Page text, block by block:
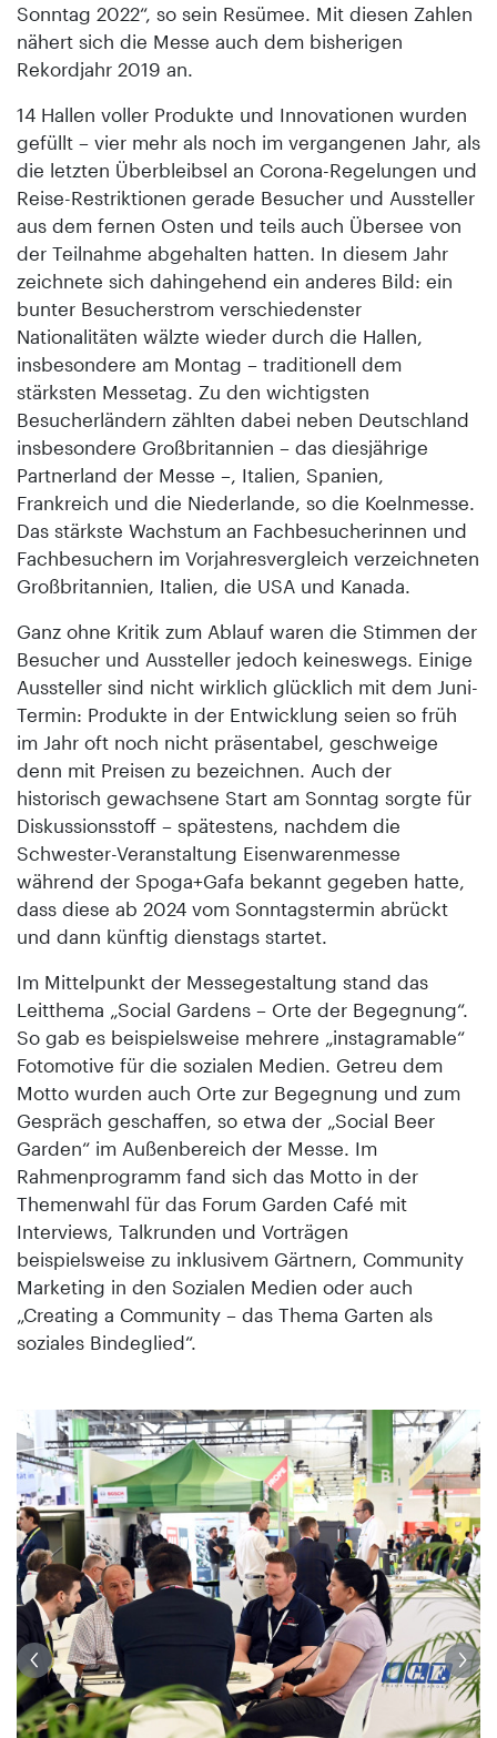
Sonntag 2022“, so sein Resümee. Mit diesen Zahlen
nähert sich die Messe auch dem bisherigen
Rekordjahr 2019 an.
14 Hallen voller Produkte und Innovationen wurden
gefüllt – vier mehr als noch im vergangenen Jahr, als
die letzten Überbleibsel an Corona-Regelungen und
Reise-Restriktionen gerade Besucher und Aussteller
aus dem fernen Osten und teils auch Übersee von
der Teilnahme abgehalten hatten. In diesem Jahr
zeichnete sich dahingehend ein anderes Bild: ein
bunter Besucherstrom verschiedenster
Nationalitäten wälzte wieder durch die Hallen,
insbesondere am Montag – traditionell dem
stärksten Messetag. Zu den wichtigsten
Besucherländern zählten dabei neben Deutschland
insbesondere Großbritannien – das diesjährige
Partnerland der Messe –, Italien, Spanien,
Frankreich und die Niederlande, so die Koelnmesse.
Das stärkste Wachstum an Fachbesucherinnen und
Fachbesuchern im Vorjahresvergleich verzeichneten
Großbritannien, Italien, die USA und Kanada.
Ganz ohne Kritik zum Ablauf waren die Stimmen der
Besucher und Aussteller jedoch keineswegs. Einige
Aussteller sind nicht wirklich glücklich mit dem Juni-
Termin: Produkte in der Entwicklung seien so früh
im Jahr oft noch nicht präsentabel, geschweige
denn mit Preisen zu bezeichnen. Auch der
historisch gewachsene Start am Sonntag sorgte für
Diskussionsstoff – spätestens, nachdem die
Schwester-Veranstaltung Eisenwarenmesse
während der Spoga+Gafa bekannt gegeben hatte,
dass diese ab 2024 vom Sonntagstermin abrückt
und dann künftig dienstags startet.
Im Mittelpunkt der Messegestaltung stand das
Leitthema „Social Gardens – Orte der Begegnung“.
So gab es beispielsweise mehrere „instagramable“
Fotomotive für die sozialen Medien. Getreu dem
Motto wurden auch Orte zur Begegnung und zum
Gespräch geschaffen, so etwa der „Social Beer
Garden“ im Außenbereich der Messe. Im
Rahmenprogramm fand sich das Motto in der
Themenwahl für das Forum Garden Café mit
Interviews, Talkrunden und Vorträgen
beispielsweise zu inklusivem Gärtnern, Community
Marketing in den Sozialen Medien oder auch
„Creating a Community – das Thema Garten als
soziales Bindeglied“.